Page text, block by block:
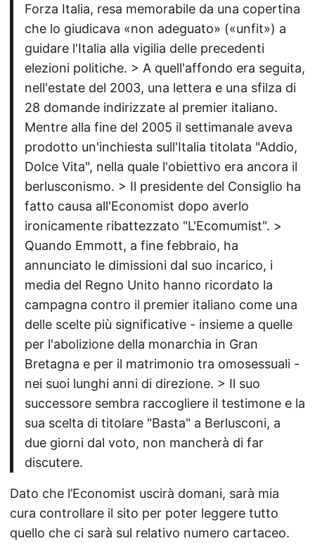
Forza Italia, resa memorabile da una copertina
che lo giudicava «non adeguato» («unfit») a
guidare l'Italia alla vigilia delle precedenti
elezioni politiche. > A quell'affondo era seguita,
nell'estate del 2003, una lettera e una sfilza di
28 domande indirizzate al premier italiano.
Mentre alla fine del 2005 il settimanale aveva
prodotto un'inchiesta sull'Italia titolata "Addio,
Dolce Vita", nella quale l'obiettivo era ancora il
berlusconismo. > Il presidente del Consiglio ha
fatto causa all'Economist dopo averlo
ironicamente ribattezzato "L'Ecomumist". >
Quando Emmott, a fine febbraio, ha
annunciato le dimissioni dal suo incarico, i
media del Regno Unito hanno ricordato la
campagna contro il premier italiano come una
delle scelte più significative - insieme a quelle
per l'abolizione della monarchia in Gran
Bretagna e per il matrimonio tra omosessuali -
nei suoi lunghi anni di direzione. > Il suo
successore sembra raccogliere il testimone e la
sua scelta di titolare "Basta" a Berlusconi, a
due giorni dal voto, non mancherà di far
discutere.
Dato che l’Economist uscirà domani, sarà mia
cura controllare il sito per poter leggere tutto
quello che ci sarà sul relativo numero cartaceo.